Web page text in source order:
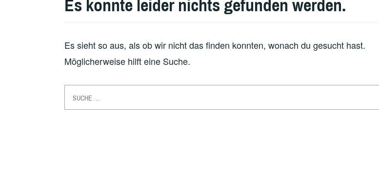
Es sieht so aus, als ob wir nicht das finden konnten, wonach du gesucht hast.
Möglicherweise hilft eine Suche.
nach: